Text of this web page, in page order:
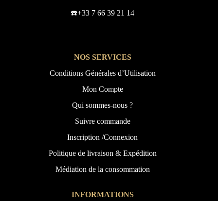
☎️+33 7 66 39 21 14
NOS SERVICES
Conditions Générales d’Utilisation
Mon Compte
Qui sommes-nous ?
Suivre commande
Inscription /Connexion
Politique de livraison & Expédition
Médiation de la consommation
INFORMATIONS